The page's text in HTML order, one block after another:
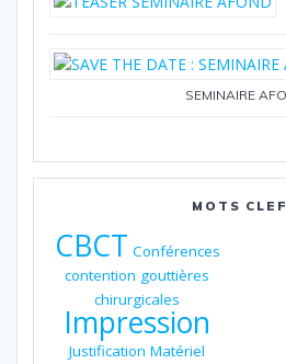
SEMINAIRE
MOTS
CBCT Conférences
contention gouttières
chirurgicales
Impression
Justification Matériel